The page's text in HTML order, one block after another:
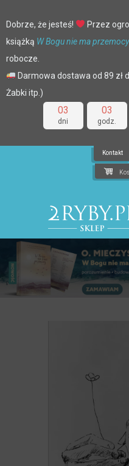
03
dni
03
godz.
Dobrze, że jesteś!
Przez
książką W Bogu nie ma przemocy
robocze.
Darmowa dostawa od 89 zł
Żabki itp.)
Kontakt